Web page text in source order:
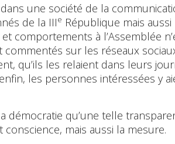
une société de la
de la IIIe République mais
comportements à l’Assemblée
commentés sur les réseaux
qu’ils les relaient dans leurs
les personnes intéressées y
démocratie qu’une telle
mais aussi la mesure.